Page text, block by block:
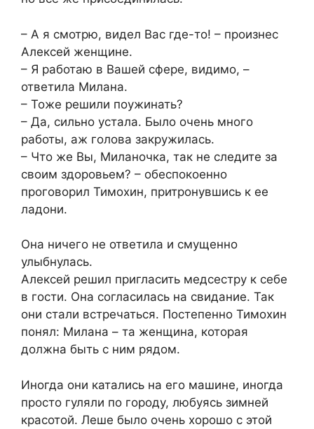
– А я смотрю, видел Вас где-то! – произнес
Алексей женщине.
– Я работаю в Вашей сфере, видимо, –
ответила Милана.
– Тоже решили поужинать?
– Да, сильно устала. Было очень много
работы, аж голова закружилась.
– Что же Вы, Миланочка, так не следите за
своим здоровьем? – обеспокоенно
проговорил Тимохин, притронувшись к ее
ладони.
Она ничего не ответила и смущенно
улыбнулась.
Алексей решил пригласить медсестру к себе
в гости. Она согласилась на свидание. Так
они стали встречаться. Постепенно Тимохин
понял: Милана – та женщина, которая
должна быть с ним рядом.
Иногда они катались на его машине, иногда
просто гуляли по городу, любуясь зимней
красотой. Леше было очень хорошо с этой